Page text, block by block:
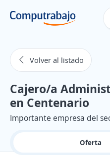
Volver al listado
Cajero/a
en Centenario
Importante empresa del
Oferta